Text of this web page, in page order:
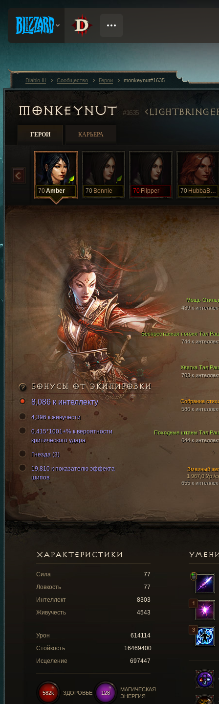
MONKEYNUT #1635
ГЕРОИ КАРЬЕРА
70Amber 70 Bonnie 70 Flipper 70 HubbaBubba
Беспрестанная погоня Тал
744 к
Хватка Тал
703 к
Мощь
439 к
Походные штаны Тал
644 к
Змеиный
1 967,0 Ур./
655 к
Собрание
586 к
БОНУСЫ ОТ ЭКИПИРОВКИ
8,086 к интеллекту
4,396 к живучести
0.415*1001+% к вероятности
критического удара
Гнезда (3)
19,810 к показателю эффекта
шипов
ХАРАКТЕРИСТИКИ
Сила
77
Ловкость
77
Интеллект
8303
Живучесть
4543
Урон
614114
Стойкость
16469400
Исцеление
697447
128
МАГИЧЕСКАЯ
ЭНЕРГИЯ
582k ЗДОРОВЬЕ
Diablo III Сообщество Герои monkeynut#1635